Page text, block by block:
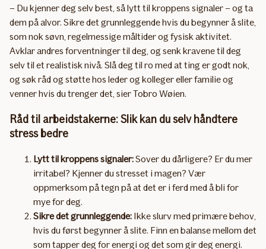
– Du kjenner deg selv best, så lytt til kroppens signaler – og ta
dem på alvor. Sikre det grunnleggende hvis du begynner å slite,
som nok søvn, regelmessige måltider og fysisk aktivitet.
Avklar andres forventninger til deg, og senk kravene til deg
selv til et realistisk nivå. Slå deg til ro med at ting er godt nok,
og søk råd og støtte hos leder og kolleger eller familie og
venner hvis du trenger det, sier Tobro Wøien.
Råd til arbeidstakerne: Slik kan du selv håndtere
stress bedre
Lytt til kroppens signaler:Sover du dårligere? Er du mer
irritabel? Kjenner du stresset i magen? Vær
oppmerksom på tegn på at det er i ferd med å bli for
mye for deg.
Sikre det grunnleggende: Ikke slurv med primære behov,
hvis du først begynner å slite. Finn en balanse mellom det
som tapper deg for energi og det som gir deg energi.